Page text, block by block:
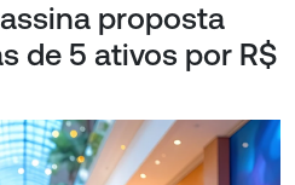
assina proposta
de 5 ativos por R$